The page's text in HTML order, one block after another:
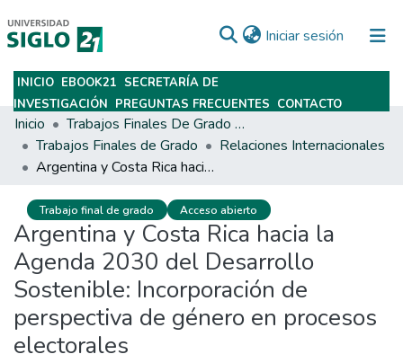
Iniciar sesión (current)
Subir
INICIO EBOOK21 SECRETARÍA DE
INVESTIGACIÓN PREGUNTAS FRECUENTES CONTACTO
Inicio
Trabajos Finales De Grado Y Posgrado
Trabajos Finales de Grado
Relaciones Internacionales
Argentina y Costa Rica hacia la Agenda 2030 del Desarrollo Sostenible: Incorporación de perspectiva de género en procesos electorales
Trabajo final de grado Acceso abierto
Argentina y Costa Rica hacia la
Agenda 2030 del Desarrollo
Sostenible: Incorporación de
perspectiva de género en procesos
electorales